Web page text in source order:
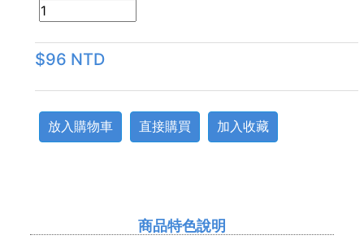
$96 NTD
放入購物車 直接購買 加入收藏
商品特色說明